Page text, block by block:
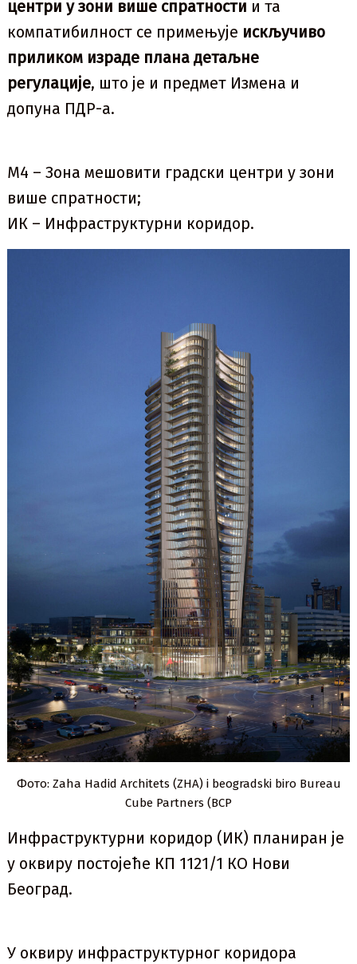
центри у зони више спратности и та
компатибилност се примењује искључиво
приликом израде плана детаљне
регулације, што је и предмет Измена и
допуна ПДР-а.
М4 – Зона мешовити градски центри у зони
више спратности;
ИК – Инфраструктурни коридор.
Фото: Zaha Hadid Architets (ZHA) i beogradski biro Bureau
Cube Partners (BCP
Инфраструктурни коридор (ИК) планиран је
у оквиру постојеће КП 1121/1 КО Нови
Београд.
У оквиру инфраструктурног коридора